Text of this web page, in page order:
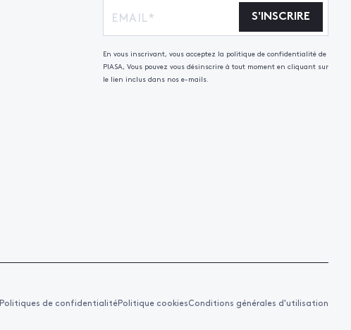
S'INSCRIRE
En vous inscrivant, vous acceptez la politique de confidentialité de
PIASA, Vous pouvez vous désinscrire à tout moment en cliquant sur
le lien inclus dans nos e-mails.
Politiques de confidentialitéPolitique cookiesConditions générales d'utilisation